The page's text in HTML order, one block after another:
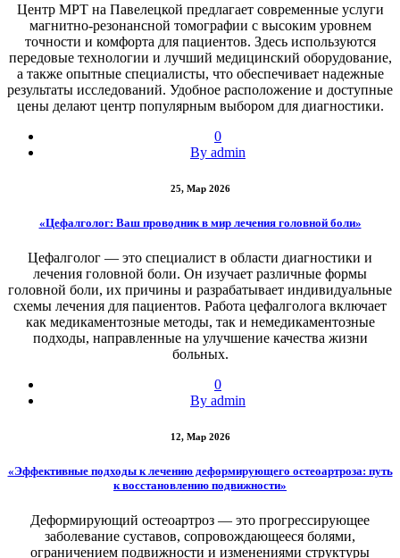
Центр МРТ на Павелецкой предлагает современные услуги
магнитно-резонансной томографии с высоким уровнем
точности и комфорта для пациентов. Здесь используются
передовые технологии и лучший медицинский оборудование,
а также опытные специалисты, что обеспечивает надежные
результаты исследований. Удобное расположение и доступные
цены делают центр популярным выбором для диагностики.
0
By admin
25, Мар 2026
«Цефалголог: Ваш проводник в мир лечения головной боли»
Цефалголог — это специалист в области диагностики и
лечения головной боли. Он изучает различные формы
головной боли, их причины и разрабатывает индивидуальные
схемы лечения для пациентов. Работа цефалголога включает
как медикаментозные методы, так и немедикаментозные
подходы, направленные на улучшение качества жизни
больных.
0
By admin
12, Мар 2026
«Эффективные подходы к лечению деформирующего остеоартроза: путь
к восстановлению подвижности»
Деформирующий остеоартроз — это прогрессирующее
заболевание суставов, сопровождающееся болями,
ограничением подвижности и изменениями структуры